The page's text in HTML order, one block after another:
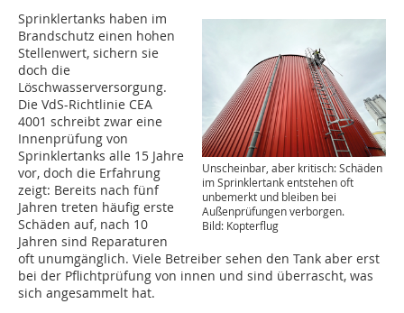
Unscheinbar, aber kritisch: Schäden
im Sprinklertank entstehen oft
unbemerkt und bleiben bei
Außenprüfungen verborgen.
Bild: Kopterflug
Sprinklertanks haben im
Brandschutz einen hohen
Stellenwert, sichern sie
doch die
Löschwasserversorgung.
Die VdS-Richtlinie CEA
4001 schreibt zwar eine
Innenprüfung von
Sprinklertanks alle 15 Jahre
vor, doch die Erfahrung
zeigt: Bereits nach fünf
Jahren treten häufig erste
Schäden auf, nach 10
Jahren sind Reparaturen
oft unumgänglich. Viele Betreiber sehen den Tank aber erst
bei der Pflichtprüfung von innen und sind überrascht, was
sich angesammelt hat.